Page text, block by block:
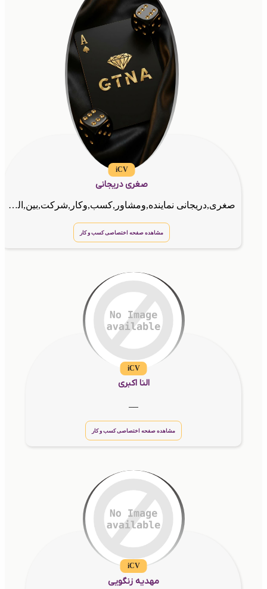
iCV
صغری دریجانی
صغری,دریجانی نماینده,ومشاور,کسب,وکار,شرکت,بین,المللیGTNA
مشاهده صفحه اختصاصی کسب و کار
iCV
النا اکبری
مشاهده صفحه اختصاصی کسب و کار
iCV
مهدیه زنگویی